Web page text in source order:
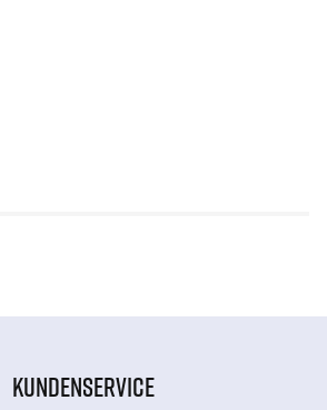
KUNDENSERVICE